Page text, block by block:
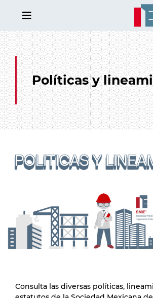
Políticas y
Consulta las diversas políticas,